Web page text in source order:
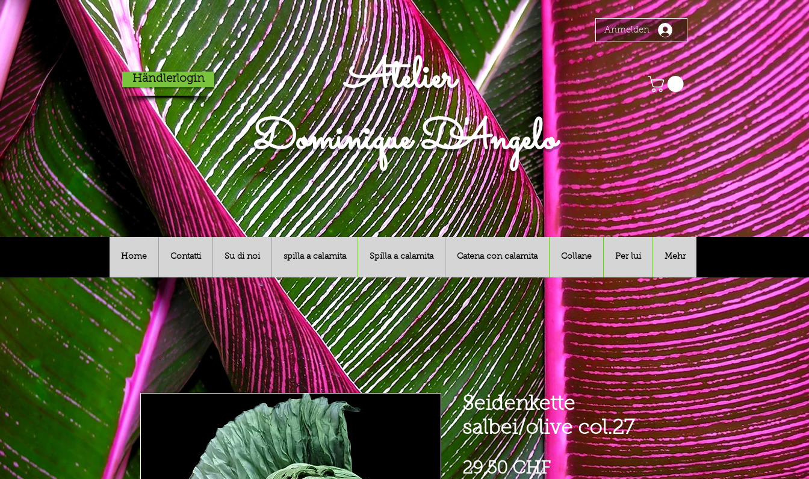
Anmelden
Atelier
Dominique D'Angelo
Händlerlogin
Home Contatti Su di noi spilla a calamita Spilla a calamita Catena con calamita Collane Per lui Mehr
Seidenkette
salbei/olive col.27
29,50 CHFPrezzo